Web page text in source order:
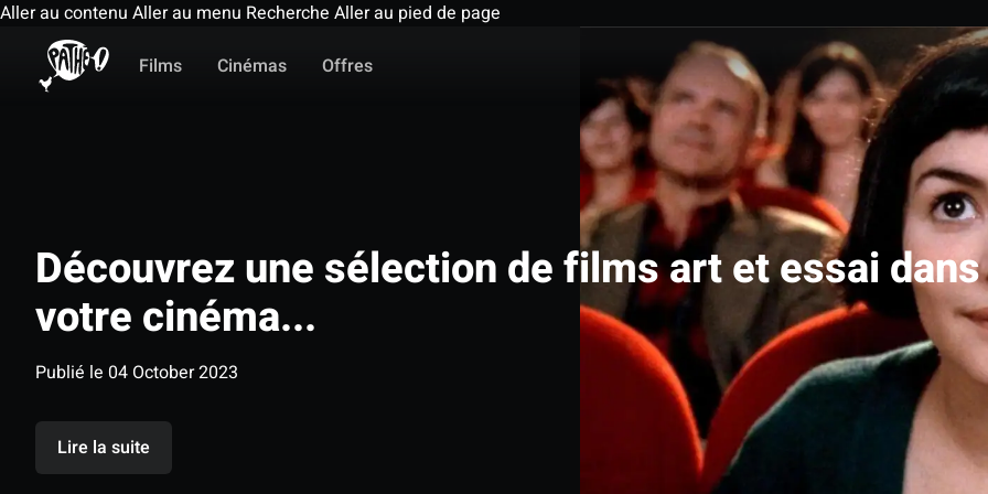
Aller au contenu Aller au menu Recherche Aller au pied de page
Films
Cinémas Offres
Découvrez une sélection de films art et essai dans
votre cinéma...
Publié le 04 October 2023
Lire la suite